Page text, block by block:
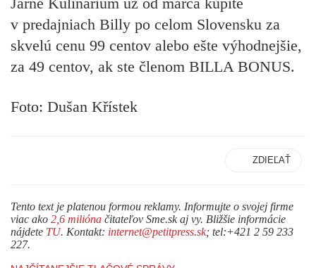
v predajniach Billy po celom Slovensku za
skvelú cenu 99 centov alebo ešte výhodnejšie,
za 49 centov, ak ste členom BILLA BONUS.
Foto: Dušan Křístek
ZDIEĽAŤ
Tento text je platenou formou reklamy. Informujte o svojej firme
viac ako 2,6 milióna čitateľov Sme.sk aj vy. Bližšie informácie
nájdete TU. Kontakt: internet@petitpress.sk; tel:+421 2 59 233
227.